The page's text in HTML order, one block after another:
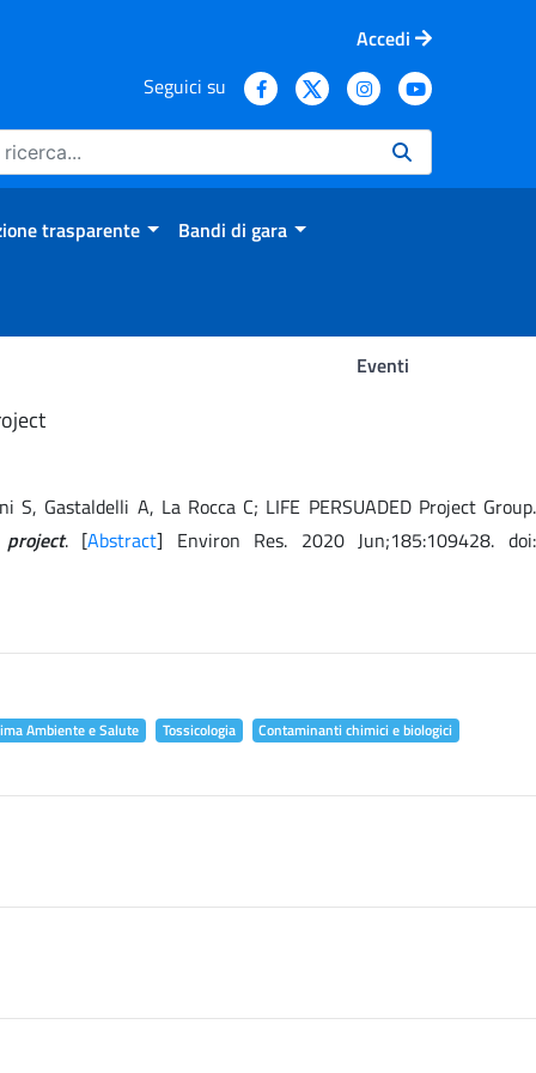
Accedi
Seguici su
trasparente Bandi di gara
Eventi
Gastaldelli A, La Rocca C; LIFE PERSUADED Project Group.
. [Abstract] Environ Res. 2020 Jun;185:109428. doi:
Ambiente e Salute Tossicologia Contaminanti chimici e biologici